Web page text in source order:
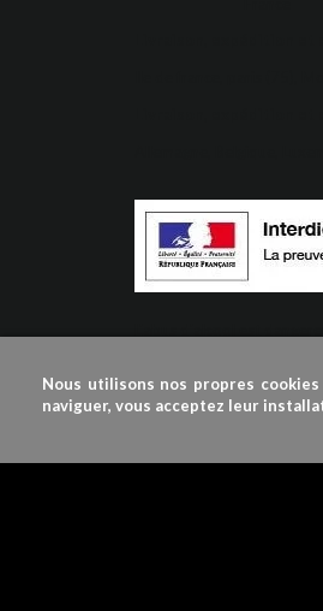
Nous utilisons nos propres
naviguer, vous acceptez leur